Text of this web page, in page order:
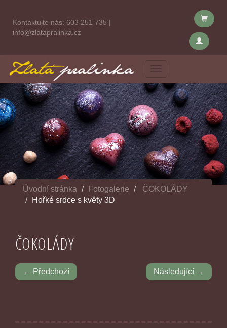
Kontaktujte nás: 603 251 735 |
info@zlatapralinka.cz
Menu
Úvodní stránka Fotogalerie
ČOKOLÁDY
Hořké srdce s květy 3D
ČOKOLÁDY
← Předchozí Následující →